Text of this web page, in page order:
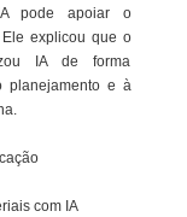
pode apoiar o
explicou que o
IA de forma
planejamento e à
com IA